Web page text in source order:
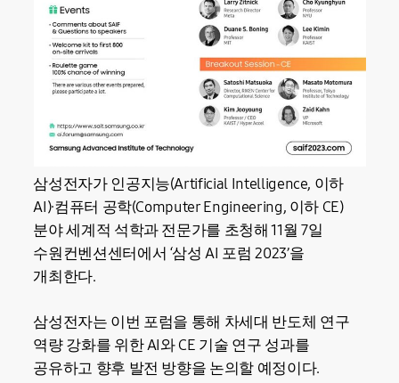
삼성전자가 인공지능(Artificial Intelligence, 이하
AI)·컴퓨터 공학(Computer Engineering, 이하 CE)
분야 세계적 석학과 전문가를 초청해 11월 7일
수원컨벤션센터에서 ‘삼성 AI 포럼 2023’을
개최한다.
삼성전자는 이번 포럼을 통해 차세대 반도체 연구
역량 강화를 위한 AI와 CE 기술 연구 성과를
공유하고 향후 발전 방향을 논의할 예정이다.